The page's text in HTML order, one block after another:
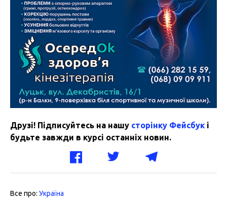
Друзі! Підписуйтесь на нашу сторінку Фейсбук і
будьте завжди в курсі останніх новин.
Все про: Україна